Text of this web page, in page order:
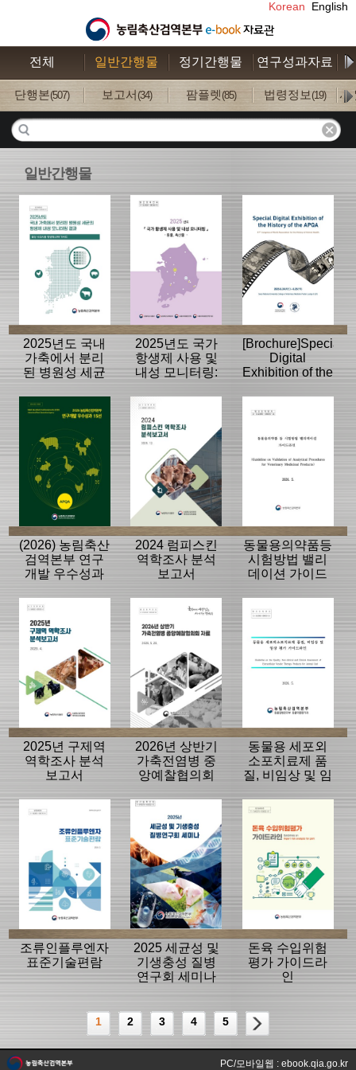
Korean English
전체 일반간행물 정기간행물 연구성과자료
단행본(507) 보고서 (34) 팜플렛 (85) 법령정보(19) 사
일반간행물
2025년도 국내
가축에서 분리
된 병원성 세균
모니터링 결과
2025년도 국가
항생제 사용 및
내성 모니터링:
[Brochure]Special
Digital
Exhibition of the
APQA
(2026) 농림축산
검역본부 연구
개발 우수성과
2024 럼피스킨
역학조사 분석
보고서
동물용의약품등
시험방법 밸리
데이션 가이드
2025년 구제역
역학조사 분석
보고서
2026년 상반기
가축전염병 중
앙예찰협의회
동물용 세포외
소포치료제 품
질, 비임상 및 임
라인
조류인플루엔자
표준기술편람
2025 세균성 및
기생충성 질병
연구회 세미나
돈육 수입위험
평가 가이드라
인
1 2 3 4 5
PC/모바일웹 : ebook.qia.go.kr